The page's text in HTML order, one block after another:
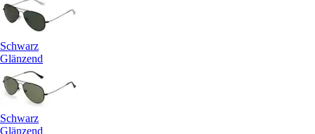
Schwarz
Glänzend
Schwarz
Glänzend